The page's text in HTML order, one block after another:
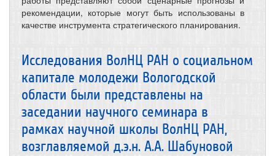
рекомендации, которые могут быть использованы в
качестве инструмента стратегического планирования.
Исследования ВолНЦ РАН о социальном
капитале молодежи Вологодской
области были представлены на
заседании научного семинара в
рамках научной школы ВолНЦ РАН,
возглавляемой д.э.н. А.А. Шабуновой